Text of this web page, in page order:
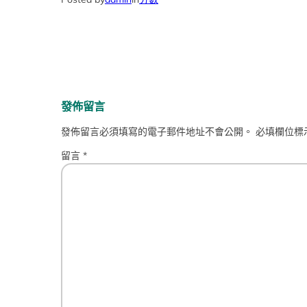
發佈留言
發佈留言必須填寫的電子郵件地址不會公開。 必填欄位
留言 *